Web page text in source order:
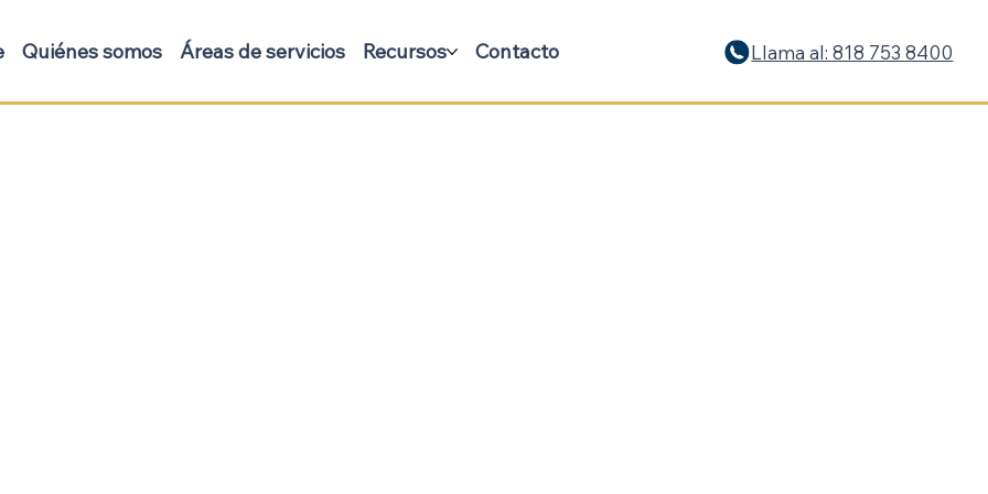
Quiénes somos Áreas de servicios Recursos Contacto Llama al: 818 753 8400